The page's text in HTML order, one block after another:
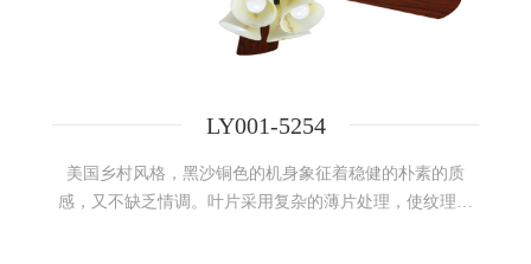
LY001-5254
美国乡村风格，黑沙铜色的机身象征着稳健的朴素的质
感，又不缺乏情调。叶片采用复杂的薄片处理，使纹理本